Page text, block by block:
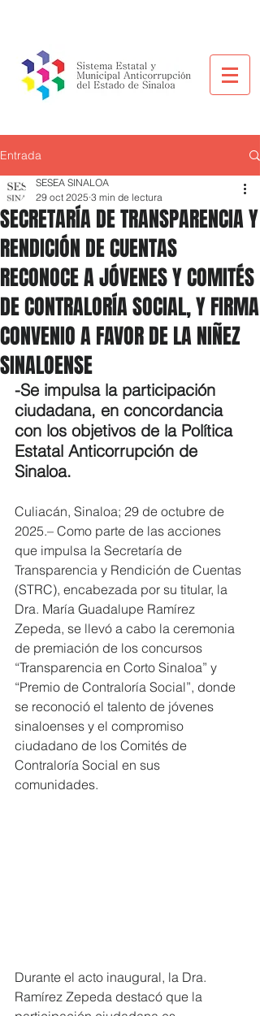
Entrada
SECRETARÍA DE TRANSPARENCIA Y
RENDICIÓN DE CUENTAS
RECONOCE A JÓVENES Y COMITÉS
DE CONTRALORÍA SOCIAL, Y FIRMA
CONVENIO A FAVOR DE LA NIÑEZ
SINALOENSE
SESEA SINALOA
29 oct 2025 3 min de lectura
-Se impulsa la participación
ciudadana, en concordancia
con los objetivos de la Política
Estatal Anticorrupción de
Sinaloa.
Culiacán, Sinaloa; 29 de octubre de
2025.– Como parte de las acciones
que impulsa la Secretaría de
Transparencia y Rendición de Cuentas
(STRC), encabezada por su titular, la
Dra. María Guadalupe Ramírez
Zepeda, se llevó a cabo la ceremonia
de premiación de los concursos
“Transparencia en Corto Sinaloa” y
“Premio de Contraloría Social”, donde
se reconoció el talento de jóvenes
sinaloenses y el compromiso
ciudadano de los Comités de
Contraloría Social en sus
comunidades.
Durante el acto inaugural, la Dra.
Ramírez Zepeda destacó que la